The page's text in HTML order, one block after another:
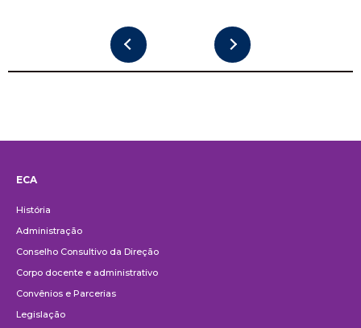
ECA
História
Administração
Conselho Consultivo da Direção
Corpo docente e administrativo
Convênios e Parcerias
Legislação